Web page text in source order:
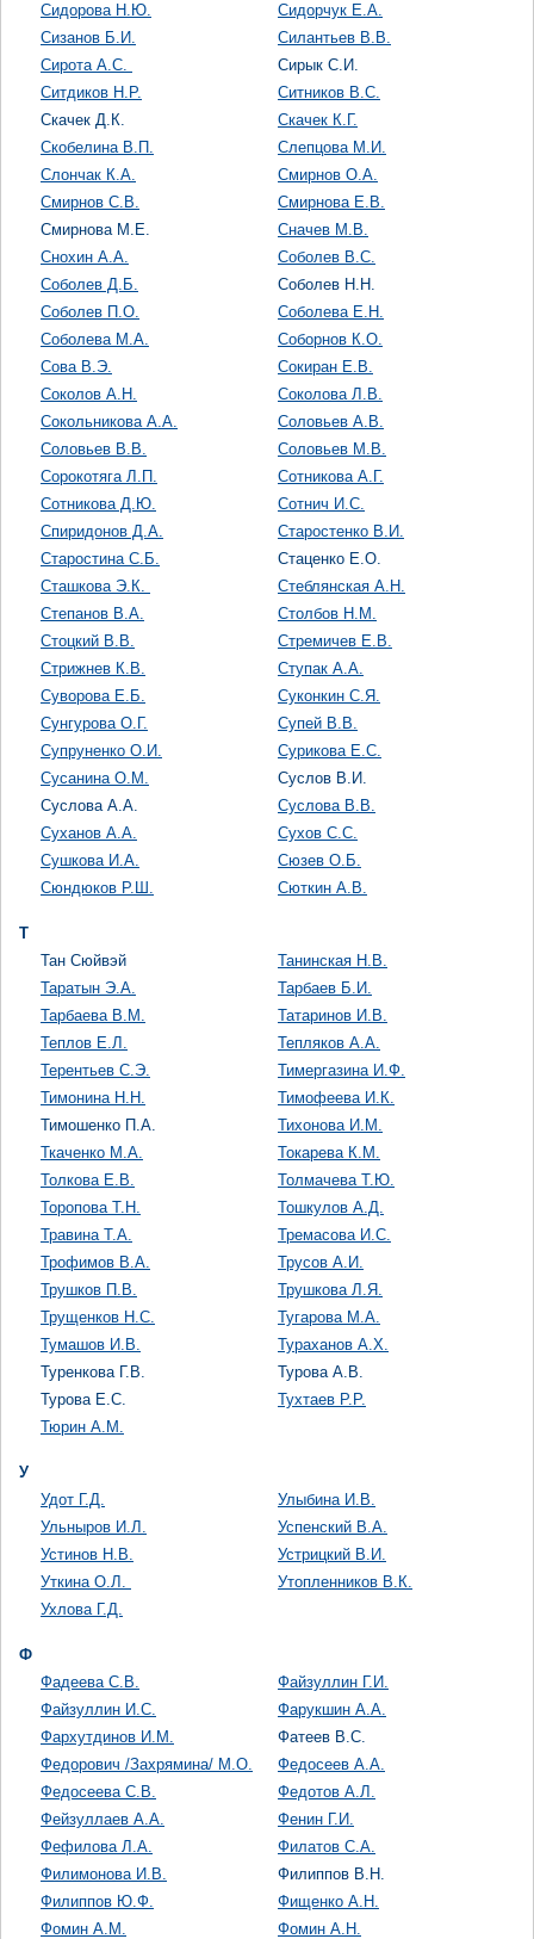
Сидорова Н.Ю.
Сидорчук Е.А.
Сизанов Б.И.
Силантьев В.В.
Сирота А.С.
Сирык С.И.
Ситдиков Н.Р.
Ситников В.С.
Скачек Д.К.
Скачек К.Г.
Скобелина В.П.
Слепцова М.И.
Слончак К.А.
Смирнов О.А.
Смирнов С.В.
Смирнова Е.В.
Смирнова М.Е.
Сначев М.В.
Снохин А.А.
Соболев В.С.
Соболев Д.Б.
Соболев Н.Н.
Соболев П.О.
Соболева Е.Н.
Соболева М.А.
Соборнов К.О.
Сова В.Э.
Сокиран Е.В.
Соколов А.Н.
Соколова Л.В.
Сокольникова А.А.
Соловьев А.В.
Соловьев В.В.
Соловьев М.В.
Сорокотяга Л.П.
Сотникова А.Г.
Сотникова Д.Ю.
Сотнич И.С.
Спиридонов Д.А.
Старостенко В.И.
Старостина С.Б.
Стаценко Е.О.
Сташкова Э.К.
Стеблянская А.Н.
Степанов В.А.
Столбов Н.М.
Стоцкий В.В.
Стремичев Е.В.
Стрижнев К.В.
Ступак А.А.
Суворова Е.Б.
Суконкин С.Я.
Сунгурова О.Г.
Супей В.В.
Супруненко О.И.
Сурикова Е.С.
Сусанина О.М.
Суслов В.И.
Суслова А.А.
Суслова В.В.
Суханов А.А.
Сухов С.С.
Сушкова И.А.
Сюзев О.Б.
Сюндюков Р.Ш.
Сюткин А.В.
Т
Тан Сюйвэй
Танинская Н.В.
Таратын Э.А.
Тарбаев Б.И.
Тарбаева В.М.
Татаринов И.В.
Теплов Е.Л.
Тепляков А.А.
Терентьев С.Э.
Тимергазина И.Ф.
Тимонина Н.Н.
Тимофеева И.К.
Тимошенко П.А.
Тихонова И.М.
Ткаченко М.А.
Токарева К.М.
Толкова Е.В.
Толмачева Т.Ю.
Торопова Т.Н.
Тошкулов А.Д.
Травина Т.А.
Тремасова И.С.
Трофимов В.А.
Трусов А.И.
Трушков П.В.
Трушкова Л.Я.
Трущенков Н.С.
Тугарова М.А.
Тумашов И.В.
Тураханов А.Х.
Туренкова Г.В.
Турова А.В.
Турова Е.С.
Тухтаев Р.Р.
Тюрин А.М.
У
Удот Г.Д.
Улыбина И.В.
Ульныров И.Л.
Успенский В.А.
Устинов Н.В.
Устрицкий В.И.
Уткина О.Л.
Утопленников В.К.
Ухлова Г.Д.
Ф
Фадеева С.В.
Файзуллин Г.И.
Файзуллин И.С.
Фарукшин А.А.
Фархутдинов И.М.
Фатеев В.С.
Федорович /Захрямина/ М.О.
Федосеев А.А.
Федосеева С.В.
Федотов А.Л.
Фейзуллаев А.А.
Фенин Г.И.
Фефилова Л.А.
Филатов С.А.
Филимонова И.В.
Филиппов В.Н.
Филиппов Ю.Ф.
Фищенко А.Н.
Фомин А.М.
Фомин А.Н.